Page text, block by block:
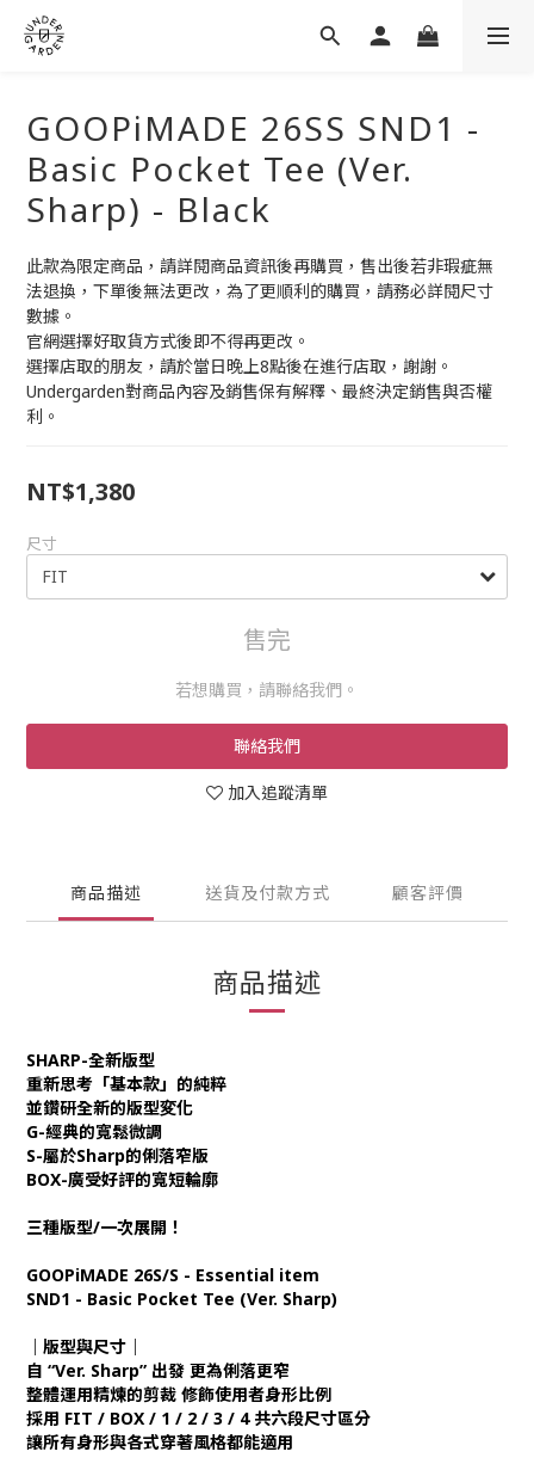
GOOPiMADE 26SS SND1 -
Basic Pocket Tee (Ver.
Sharp) - Black
此款為限定商品，請詳閱商品資訊後再購買，售出後若非瑕疵無
法退換，下單後無法更改，為了更順利的購買，請務必詳閱尺寸
數據。
官網選擇好取貨方式後即不得再更改。
選擇店取的朋友，請於當日晚上8點後在進行店取，謝謝。
Undergarden對商品內容及銷售保有解釋、最終決定銷售與否權
利。
NT$1,380
尺寸
售完
若想購買，請聯絡我們。
聯絡我們
加入追蹤清單
商品描述 送貨及付款方式 顧客評價
商品描述
SHARP-全新版型
重新思考「基本款」的純粹
並鑽研全新的版型変化
G-經典的寬鬆微調
S-屬於Sharp的俐落窄版
BOX-廣受好評的寬短輪廓
三種版型/一次展開！
GOOPiMADE 26S/S - Essential item
SND1 - Basic Pocket Tee (Ver. Sharp)
｜版型與尺寸｜
自 “Ver. Sharp” 出發 更為俐落更窄
整體運用精煉的剪裁 修飾使用者身形比例
採用 FIT / BOX / 1 / 2 / 3 / 4 共六段尺寸區分
讓所有身形與各式穿著風格都能適用